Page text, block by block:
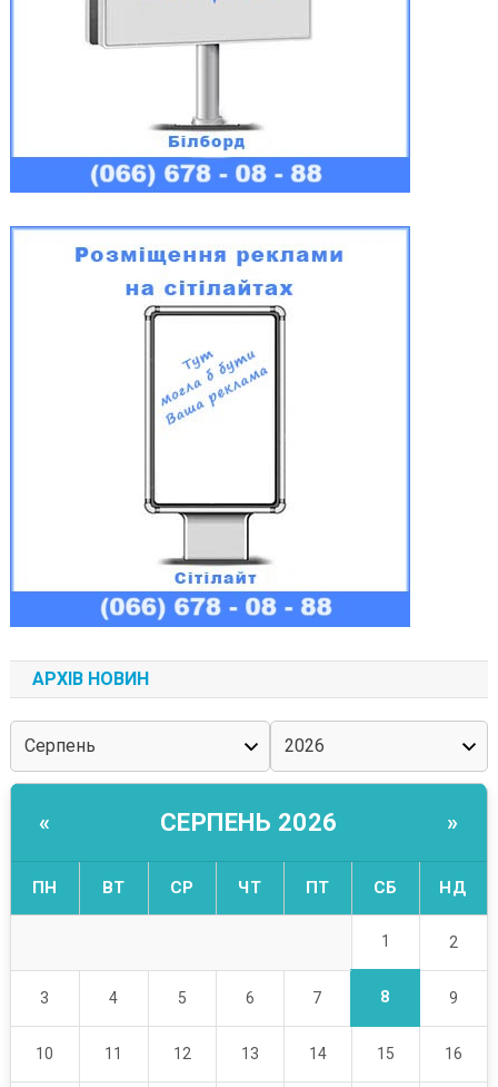
АРХІВ НОВИН
« СЕРПЕНЬ 2026 »
ПН ВТ СР ЧТ ПТ СБ НД
1 2
3 4 5 6 7 8 9
10 11 12 13 14 15 16